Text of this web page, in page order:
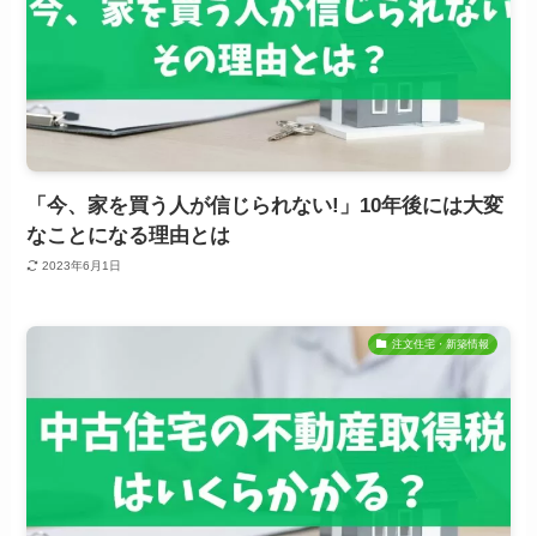
「今、家を買う人が信じられない!」10年後には大変
なことになる理由とは
2023年6月1日
注文住宅・新築情報